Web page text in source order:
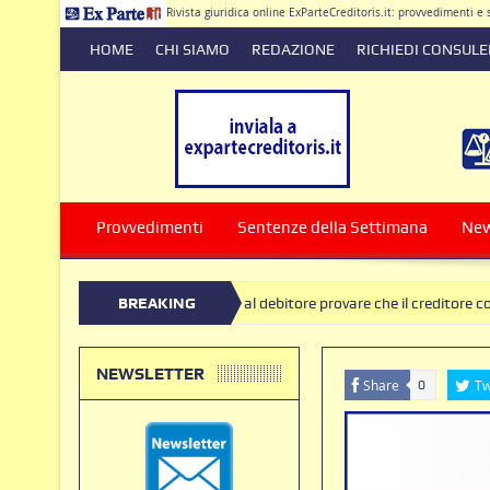
Rivista giuridica online ExParteCreditoris.it: provvedimenti e
HOME CHI SIAMO REDAZIONE RICHIEDI
Provvedimenti Sentenze della Settimana
BREAKING
NEWS
al pignoramento, spetta al debitore provare che il creditore conosceva
restituzione di somme versate in presenza di clausole nulle deve
Share 0
NEWSLETTER